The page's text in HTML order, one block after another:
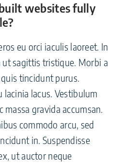
websites fully
eu orci iaculis laoreet. In
ut sagittis tristique. Morbi a
tincidunt purus.
lacinia lacus. Vestibulum
gravida accumsan.
commodo arcu, sed
in. Suspendisse
ut auctor neque